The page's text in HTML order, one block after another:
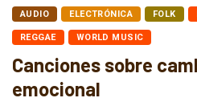
AUDIO ELECTRÓNICA FOLK
REGGAE WORLD MUSIC
Canciones sobre
emocional